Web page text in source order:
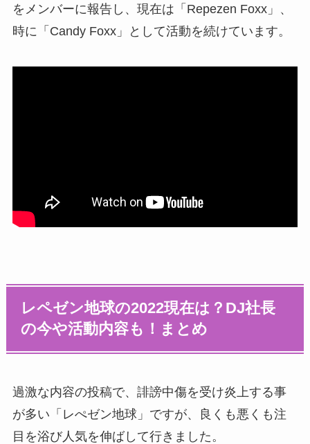
をメンバーに報告し、現在は「Repezen Foxx」、
時に「Candy Foxx」として活動を続けています。
レペゼン地球の2022現在は？DJ社長
の今や活動内容も！まとめ
過激な内容の投稿で、誹謗中傷を受け炎上する事
が多い「レぺゼン地球」ですが、良くも悪くも注
目を浴び人気を伸ばして行きました。